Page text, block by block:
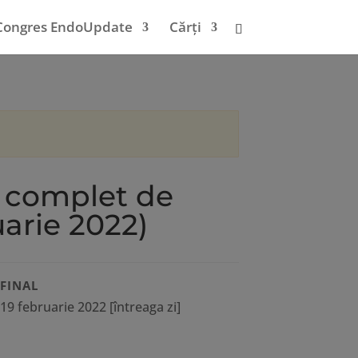
EndoUpdate Cărți
complet de
2022)
FINAL
19 februarie 2022 [întreaga zi]